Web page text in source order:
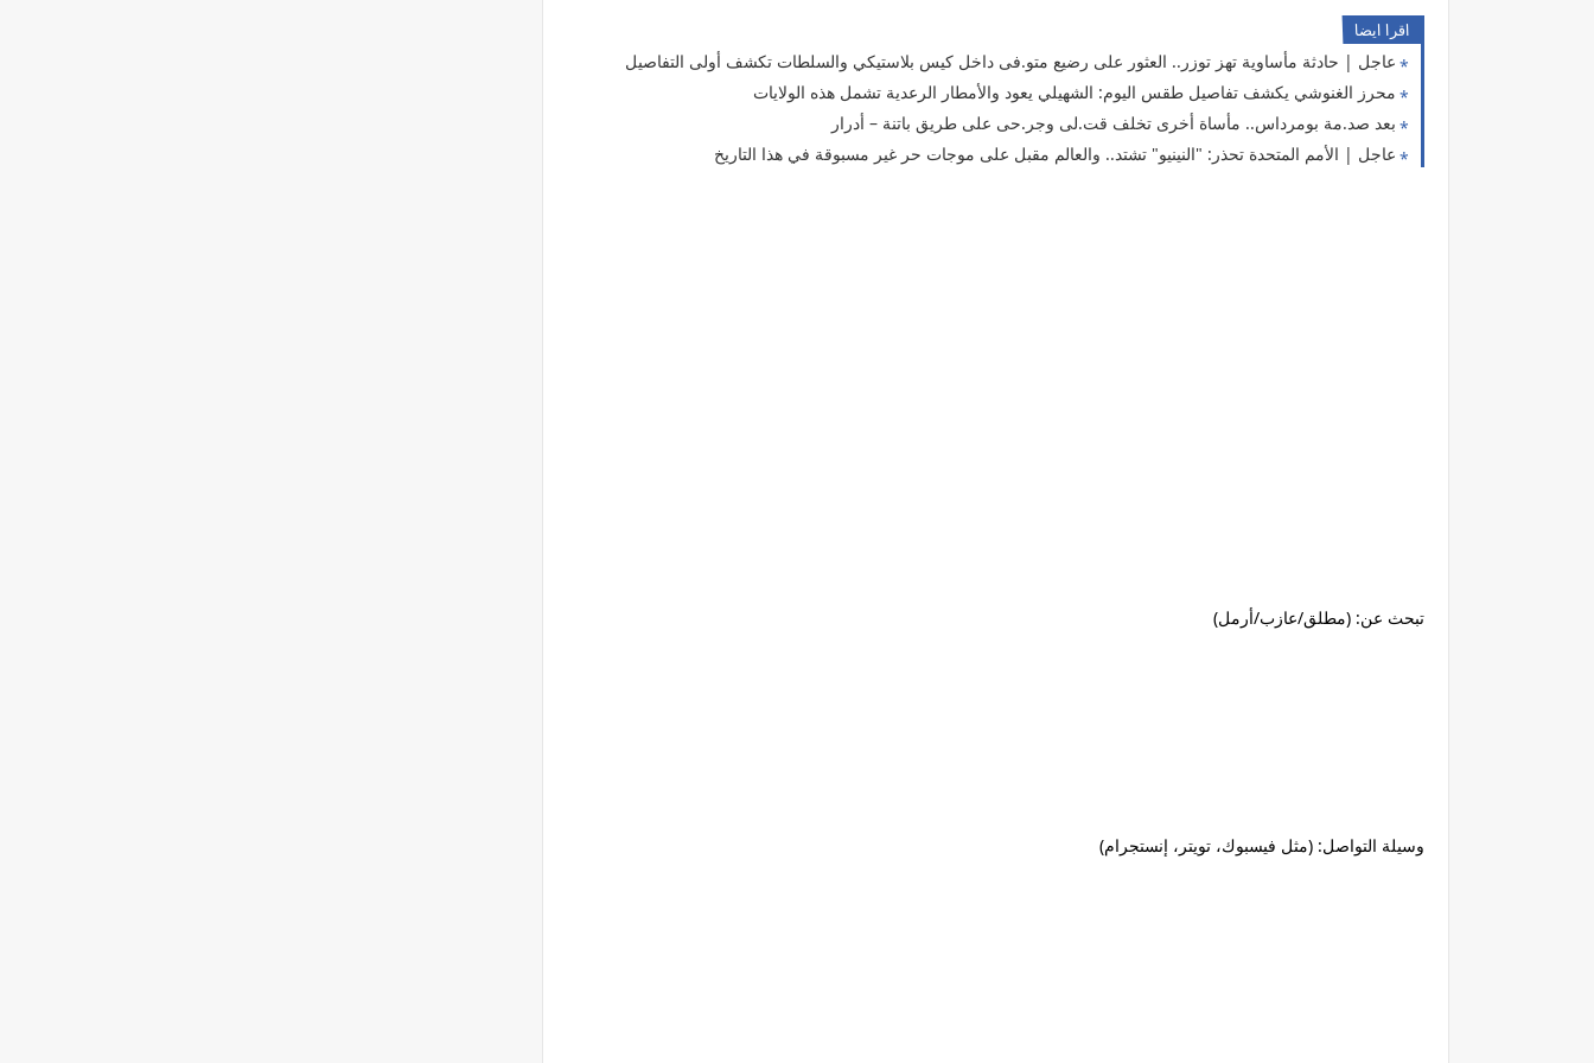
اقرا ايضا
عاجل | حادثة مأساوية تهز توزر.. العثور على رضيع متو.فى داخل كيس بلاستيكي والسلطات تكشف أولى التفاصيل
محرز الغنوشي يكشف تفاصيل طقس اليوم: الشهيلي يعود والأمطار الرعدية تشمل هذه الولايات
بعد صد.مة بومرداس.. مأساة أخرى تخلف قت.لى وجر.حى على طريق باتنة – أدرار
عاجل | الأمم المتحدة تحذر: "النينيو" تشتد.. والعالم مقبل على موجات حر غير مسبوقة في هذا التاريخ
تبحث عن: (مطلق/عازب/أرمل)
وسيلة التواصل: (مثل فيسبوك، تويتر، إنستجرام)